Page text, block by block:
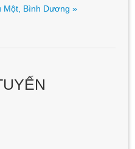
Một, Bình Dương »